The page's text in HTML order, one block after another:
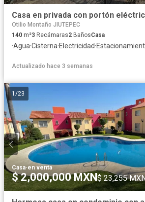
Otilio Montaño JIUTEPEC
140 m²3 Recámaras2 BañosCasa
·Agua·Cisterna·Electricidad·
Actualizado hace 3 semanas
1 /23
Casa·en venta
$ 2,000,000 MXN$ 23,255